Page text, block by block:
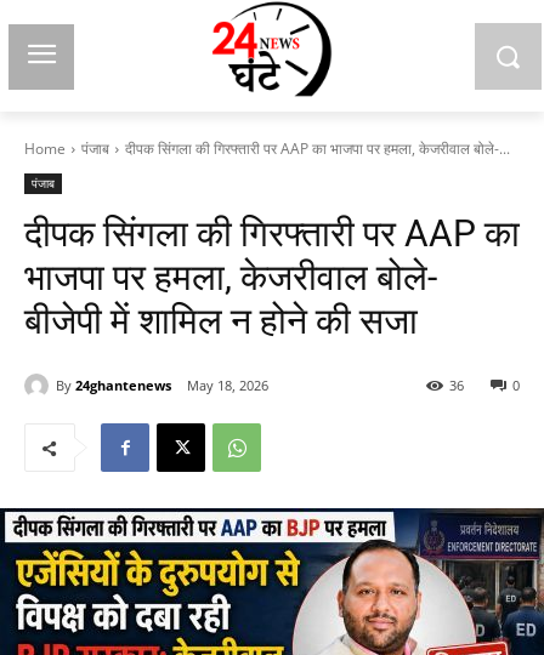
Home पंजाब दीपक सिंगला की गिरफ्तारी पर AAP का भाजपा पर हमला, केजरीवाल बोले-...
पंजाब
दीपक सिंगला की गिरफ्तारी पर AAP का
भाजपा पर हमला, केजरीवाल बोले-
बीजेपी में शामिल न होने की सजा
By 24ghantenews May 18, 2026 0
36